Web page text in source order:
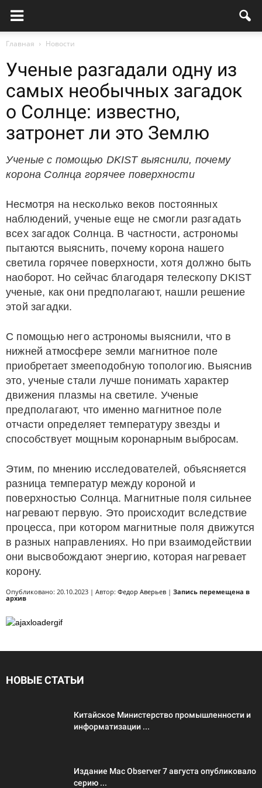
Главная Новости
Ученые разгадали одну из
самых необычных загадок
о Солнце: известно,
затронет ли это Землю
Ученые с помощью DKIST выяснили, почему
корона Солнца горячее поверхности
Несмотря на несколько веков постоянных
наблюдений, ученые еще не смогли разгадать
всех загадок Солнца. В частности, астрономы
пытаются выяснить, почему корона нашего
светила горячее поверхности, хотя должно быть
наоборот. Но сейчас благодаря телескопу DKIST
ученые, как они предполагают, нашли решение
этой загадки.
С помощью него астрономы выяснили, что в
нижней атмосфере земли магнитное поле
приобретает змееподобную топологию. Выяснив
это, ученые стали лучше понимать характер
движения плазмы на светиле. Ученые
предполагают, что именно магнитное поле
отчасти определяет температуру звезды и
способствует мощным коронарным выбросам.
Этим, по мнению исследователей, объясняется
разница температур между короной и
поверхностью Солнца. Магнитные поля сильнее
нагревают первую. Это происходит вследствие
процесса, при котором магнитные поля движутся
в разных направлениях. Но при взаимодействии
они высвобождают энергию, которая нагревает
корону.
Опубликовано: 20.10.2023 | Автор: Федор Аверьев | Запись перемещена в
архив
НОВЫЕ СТАТЬИ
Китайское Министерство промышленности и
информатизации ...
Издание Mac Observer 7 августа опубликовало
серию ...